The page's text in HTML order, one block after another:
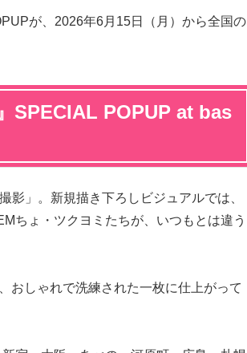
が、2026年6月15日（月）から全国の
SPECIAL POPUP at bas
影」。新規描き下ろしビジュアルでは、
ちょ・ツクヨミたちが、いつもとは違う
おしゃれで洗練された一枚に仕上がって